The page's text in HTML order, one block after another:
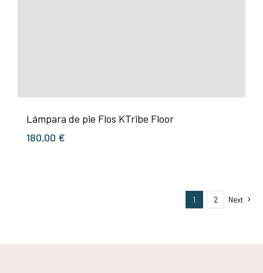
Lámpara de pie Flos KTribe Floor
180,00 €
1 2 Next